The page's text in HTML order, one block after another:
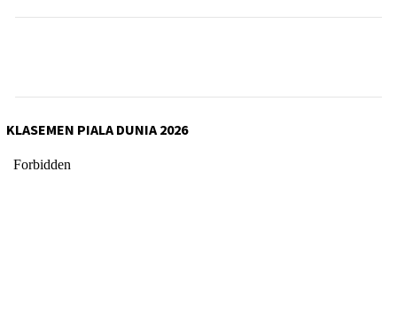
KLASEMEN PIALA DUNIA 2026